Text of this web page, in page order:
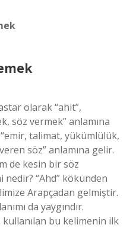
olarak “ahit”,
söz vermek” anlamına
talimat, yükümlülük,
söz” anlamına gelir.
de kesin bir söz
nedir? “Ahd” kökünden
Arapçadan gelmiştir.
da yaygındır.
bu kelimenin ilk